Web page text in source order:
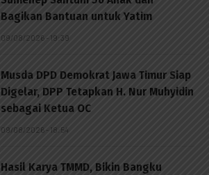
Bagikan Bantuan untuk Yatim
09/08/2026 - 19:39
Musda DPD Demokrat Jawa Timur Siap
Digelar, DPP Tetapkan H. Nur Muhyidin
sebagai Ketua OC
09/08/2026 - 18:54
Hasil Karya TMMD, Bikin Bangku